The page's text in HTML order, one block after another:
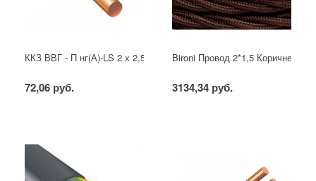
ККЗ ВВГ - П нг(А)-LS 2 х 2,5 ГОСТ
72,06 руб.
Bironi Провод 2*1,5 Коричневый
3134,34 руб.